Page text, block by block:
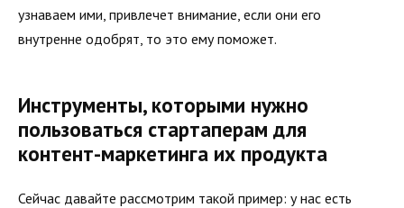
узнаваем ими, привлечет внимание, если они его
внутренне одобрят, то это ему поможет.
Инструменты, которыми нужно
пользоваться стартаперам для
контент-маркетинга их продукта
Сейчас давайте рассмотрим такой пример: у нас есть